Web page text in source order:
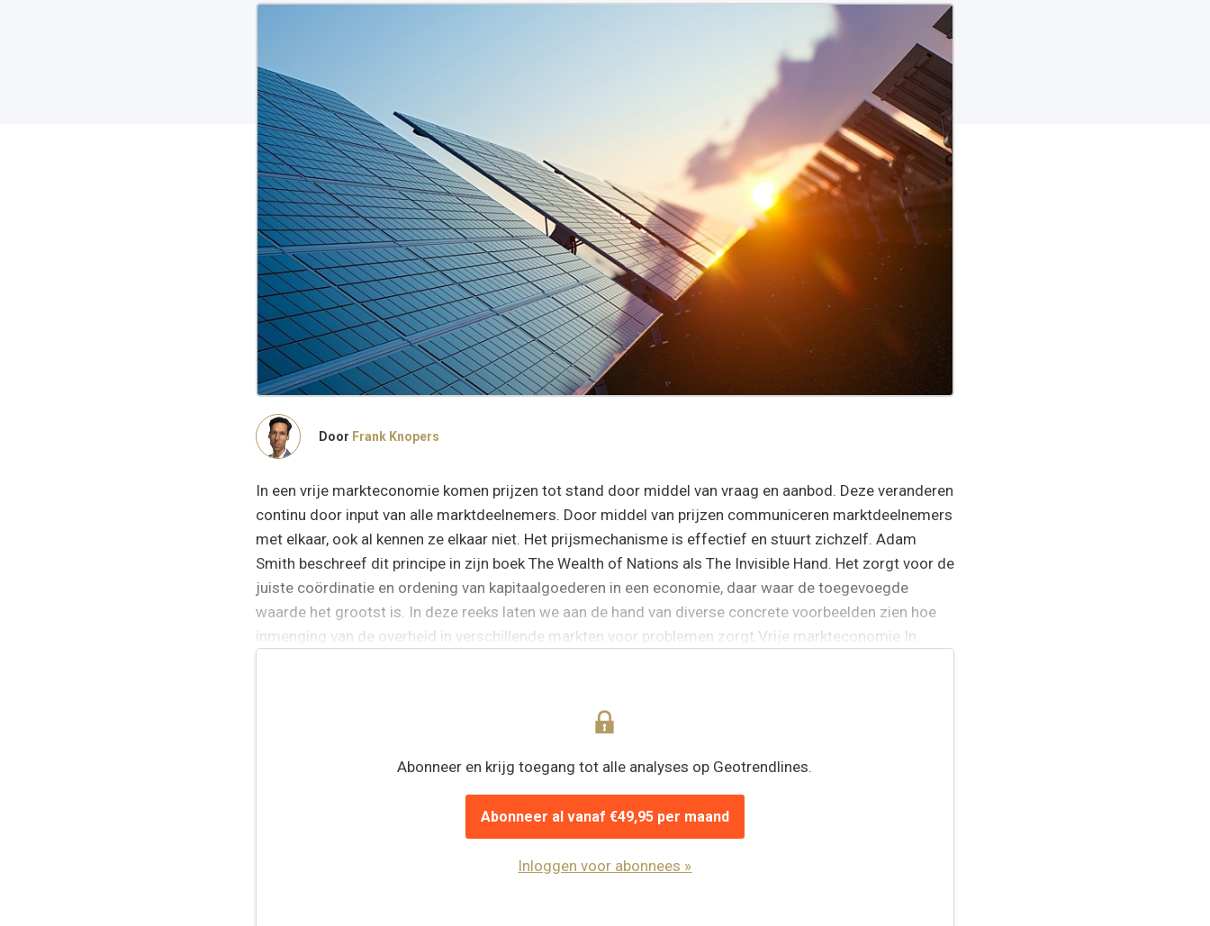
Door Frank Knopers
In een vrije markteconomie komen prijzen tot stand door middel van vraag en aanbod. Deze veranderen
continu door input van alle marktdeelnemers. Door middel van prijzen communiceren marktdeelnemers
met elkaar, ook al kennen ze elkaar niet. Het prijsmechanisme is effectief en stuurt zichzelf. Adam
Smith beschreef dit principe in zijn boek The Wealth of Nations als The Invisible Hand. Het zorgt voor de
juiste coördinatie en ordening van kapitaalgoederen in een economie, daar waar de toegevoegde
waarde het grootst is. In deze reeks laten we aan de hand van diverse concrete voorbeelden zien hoe
inmenging van de overheid in verschillende markten voor problemen zorgt.Vrije markteconomie In
Abonneer en krijg toegang tot alle analyses op Geotrendlines.
Abonneer al vanaf €49,95 per maand
Inloggen voor abonnees »